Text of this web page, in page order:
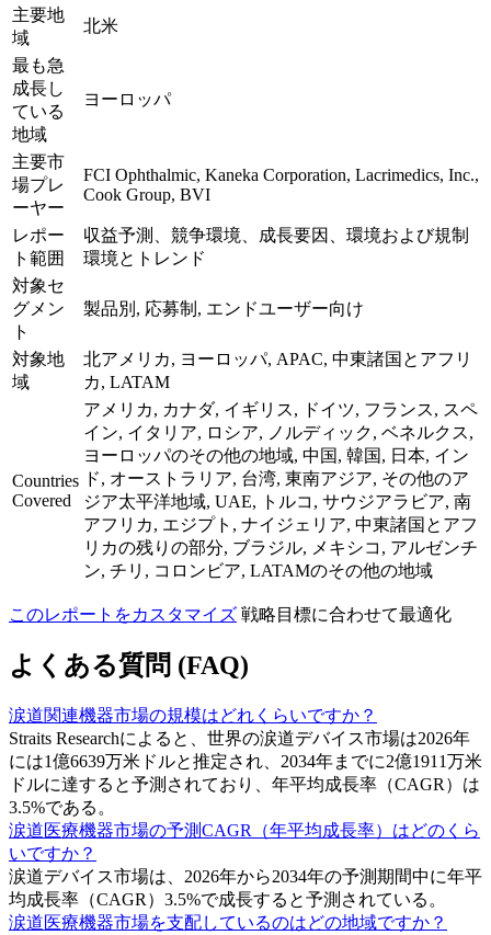
主要地
域
北米
最も急
成長し
ている
地域
ヨーロッパ
主要市
場プレ
ーヤー
FCI Ophthalmic, Kaneka Corporation, Lacrimedics, Inc.,
Cook Group, BVI
レポー
ト範囲
収益予測、競争環境、成長要因、環境および規制
環境とトレンド
対象セ
グメン
ト
製品別, 応募制, エンドユーザー向け
対象地
域
北アメリカ, ヨーロッパ, APAC, 中東諸国とアフリ
カ, LATAM
Countries
Covered
アメリカ, カナダ, イギリス, ドイツ, フランス, スペ
イン, イタリア, ロシア, ノルディック, ベネルクス,
ヨーロッパのその他の地域, 中国, 韓国, 日本, イン
ド, オーストラリア, 台湾, 東南アジア, その他のア
ジア太平洋地域, UAE, トルコ, サウジアラビア, 南
アフリカ, エジプト, ナイジェリア, 中東諸国とアフ
リカの残りの部分, ブラジル, メキシコ, アルゼンチ
ン, チリ, コロンビア, LATAMのその他の地域
このレポートをカスタマイズ 戦略目標に合わせて最適化
よくある質問 (FAQ)
涙道関連機器市場の規模はどれくらいですか？
Straits Researchによると、世界の涙道デバイス市場は2026年
には1億6639万米ドルと推定され、2034年までに2億1911万米
ドルに達すると予測されており、年平均成長率（CAGR）は
3.5%である。
涙道医療機器市場の予測CAGR（年平均成長率）はどのくら
いですか？
涙道デバイス市場は、2026年から2034年の予測期間中に年平
均成長率（CAGR）3.5%で成長すると予測されている。
涙道医療機器市場を支配しているのはどの地域ですか？